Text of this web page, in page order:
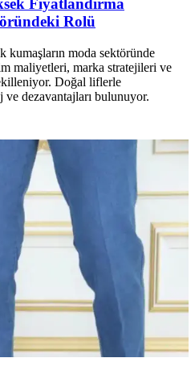
Fiyatlandırma
Rolü
moda sektöründe
maliyetleri, marka stratejileri ve
Doğal liflerle
ve dezavantajları bulunuyor.